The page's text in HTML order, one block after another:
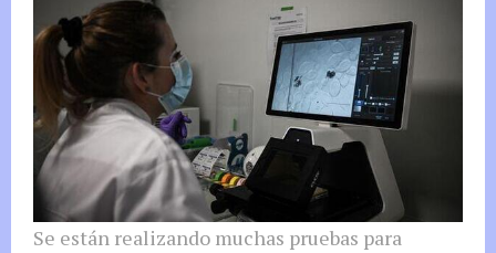
Se están realizando muchas pruebas para